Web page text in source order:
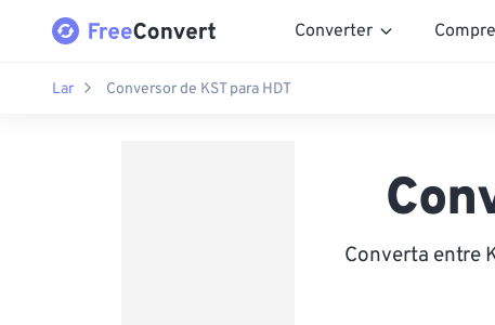
Converter
Lar Conversor de KST para HDT
Converta entre